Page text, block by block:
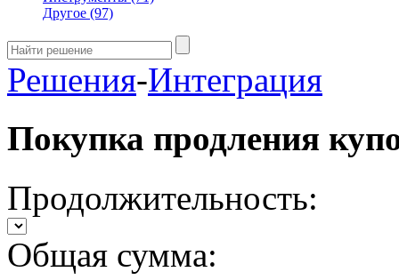
Другое (97)
Решения-Интеграция
Покупка продления
Продолжительность:
Общая сумма: